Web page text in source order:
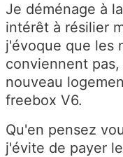
Je déménage à
intérêt à résilier
j'évoque que les
conviennent
nouveau
freebox V6.
Qu'en pensez
j'évite de payer